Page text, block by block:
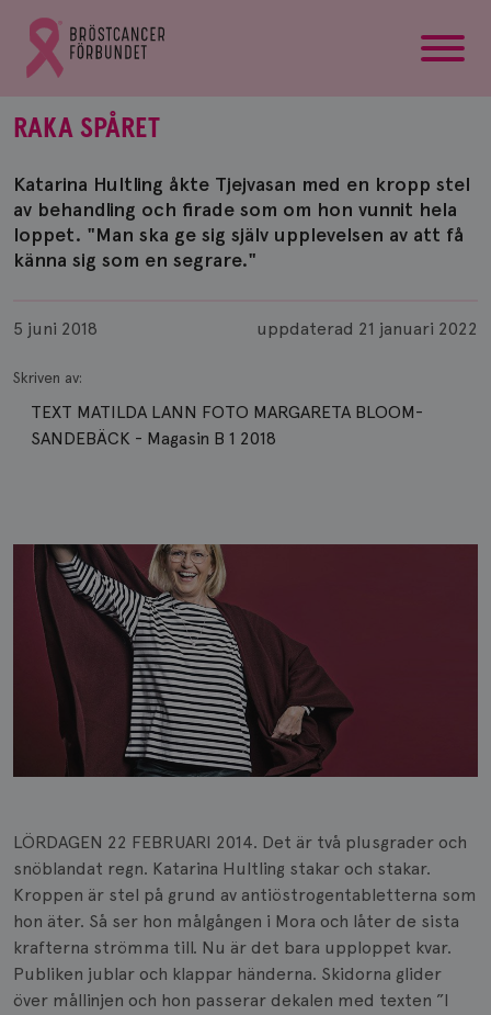
Gå
till
Bröstcancerförbundets
RAKA SPÅRET
Katarina Hultling åkte Tjejvasan med en kropp stel
av behandling och firade som om hon vunnit hela
loppet. "Man ska ge sig själv upplevelsen av att få
känna sig som en segrare."
Publicerad
5 juni 2018 uppdaterad 21 januari 2022
Skriven av:
TEXT MATILDA LANN FOTO MARGARETA BLOOM-
SANDEBÄCK - Magasin B 1 2018
LÖRDAGEN 22 FEBRUARI 2014. Det är två plusgrader och
snöblandat regn. Katarina Hultling stakar och stakar.
Kroppen är stel på grund av antiöstrogentabletterna som
hon äter. Så ser hon målgången i Mora och låter de sista
krafterna strömma till. Nu är det bara upploppet kvar.
Publiken jublar och klappar händerna. Skidorna glider
över mållinjen och hon passerar dekalen med texten ”I